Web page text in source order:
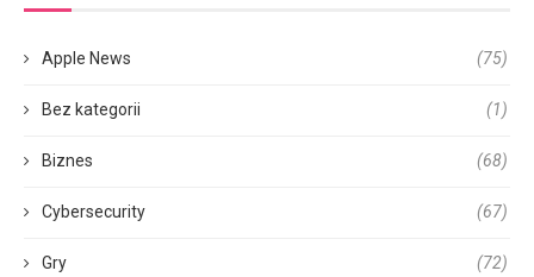
Apple News (75)
Bez kategorii (1)
Biznes (68)
Cybersecurity (67)
Gry (72)